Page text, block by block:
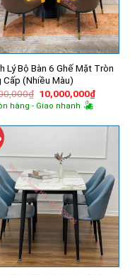
Lý Bộ Bàn 6 Ghế Mặt Tròn
(Nhiều Màu)
₫ Giá
gốc
là:
10,000,000₫Giá
hiện
hàng - Giao nhanh